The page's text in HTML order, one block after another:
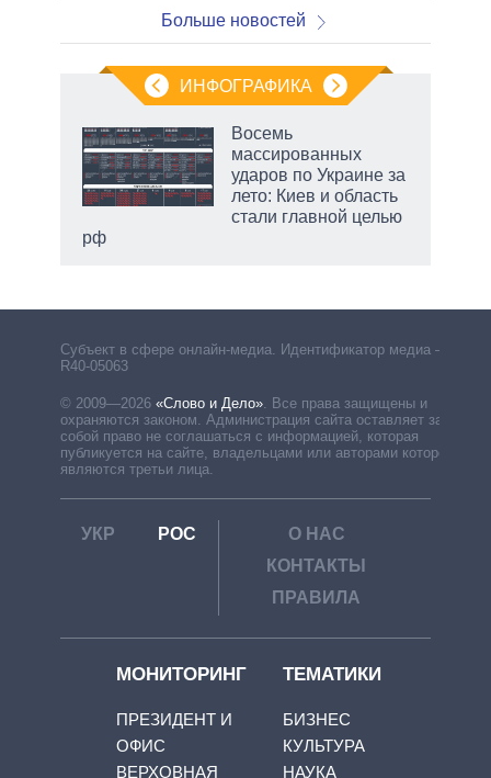
Больше новостей
ИНФОГРАФИКА
Восемь
массированных
ударов по Украине за
лето: Киев и область
стали главной целью
рф
Субъект в сфере онлайн-медиа. Идентификатор медиа –
R40-05063
© 2009—2026 «Слово и Дело». Все права защищены и
охраняются законом. Администрация сайта оставляет за
собой право не соглашаться с информацией, которая
публикуется на сайте, владельцами или авторами которой
являются третьи лица.
УКР РОС
О НАС
КОНТАКТЫ
ПРАВИЛА
МОНИТОРИНГ
ПРЕЗИДЕНТ И
ОФИС
ВЕРХОВНАЯ
ТЕМАТИКИ
БИЗНЕС
КУЛЬТУРА
НАУКА